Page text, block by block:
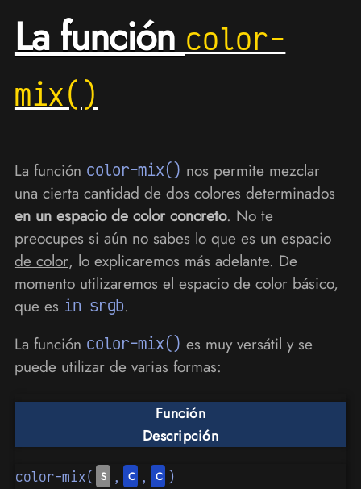
La funcióncolor-
mix()
La función color-mix() nos permite mezclar
una cierta cantidad de dos colores determinados
en un espacio de color concreto. No te
preocupes si aún no sabes lo que es un espacio
de color, lo explicaremos más adelante. De
momento utilizaremos el espacio de color básico,
que es in srgb.
La función color-mix() es muy versátil y se
puede utilizar de varias formas:
Función
Descripción
color-mix( , , )